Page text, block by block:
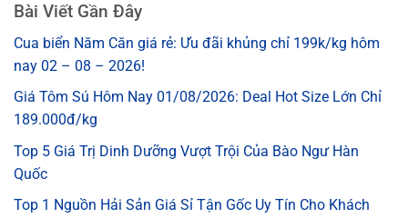
Bài Viết Gần Đây
Cua biển Năm Căn giá rẻ: Ưu đãi khủng chỉ 199k/kg hôm
nay 02 – 08 – 2026!
Giá Tôm Sú Hôm Nay 01/08/2026: Deal Hot Size Lớn Chỉ
189.000đ/kg
Top 5 Giá Trị Dinh Dưỡng Vượt Trội Của Bào Ngư Hàn
Quốc
Top 1 Nguồn Hải Sản Giá Sỉ Tận Gốc Uy Tín Cho Khách